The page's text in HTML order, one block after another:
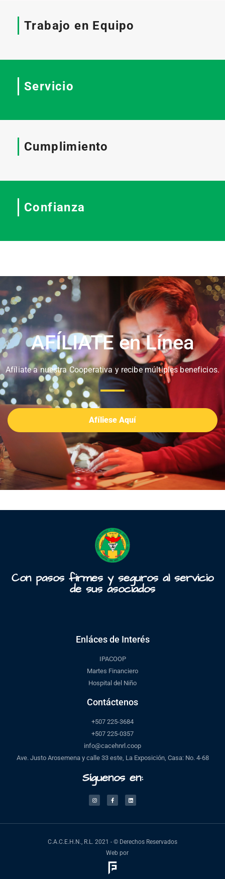
Trabajo en Equipo
Servicio
Cumplimiento
Confianza
AFÍLIATE en Línea
Afíliate a nuestra Cooperativa y recibe múltiples beneficios.
Afíliese Aquí
Con pasos firmes y seguros al servicio
de sus asociados
Enláces de Interés
IPACOOP
Martes Financiero
Hospital del Niño
Contáctenos
+507 225-3684
+507 225-0357
info@cacehnrl.coop
Ave. Justo Arosemena y calle 33 este, La Exposición, Casa: No. 4-68
Síguenos en:
C.A.C.E.H.N., R.L. 2021 - © Derechos Reservados
Web por